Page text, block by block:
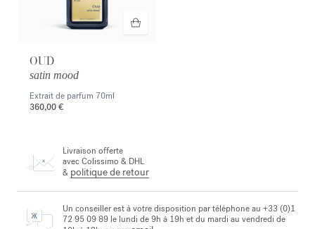
OUD
satin mood
Extrait de parfum 70ml
360,00 €
Livraison offerte
avec Colissimo & DHL
& politique de retour
Un conseiller est à votre disposition par téléphone au +33 (0)1
72 95 09 89 le lundi de 9h à 19h et du mardi au vendredi de